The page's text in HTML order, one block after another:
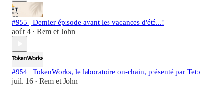
#955 | Dernier épisode avant les vacances d'été...!
août 4 • Rem et John
#954 | TokenWorks, le laboratoire on-chain, présenté par Teto
juil. 16 • Rem et John